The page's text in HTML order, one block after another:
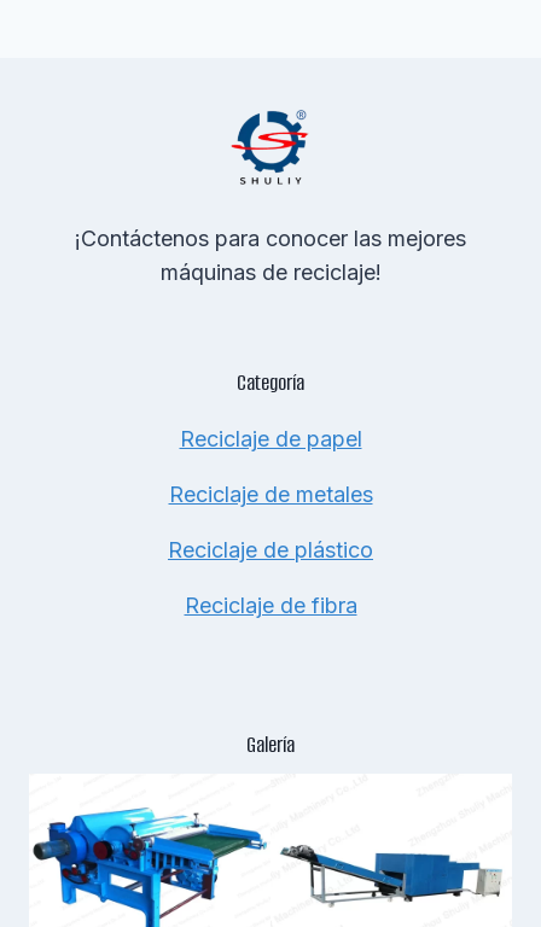
¡Contáctenos para conocer las mejores
máquinas de reciclaje!
Categoría
Reciclaje de papel
Reciclaje de metales
Reciclaje de plástico
Reciclaje de fibra
Galería